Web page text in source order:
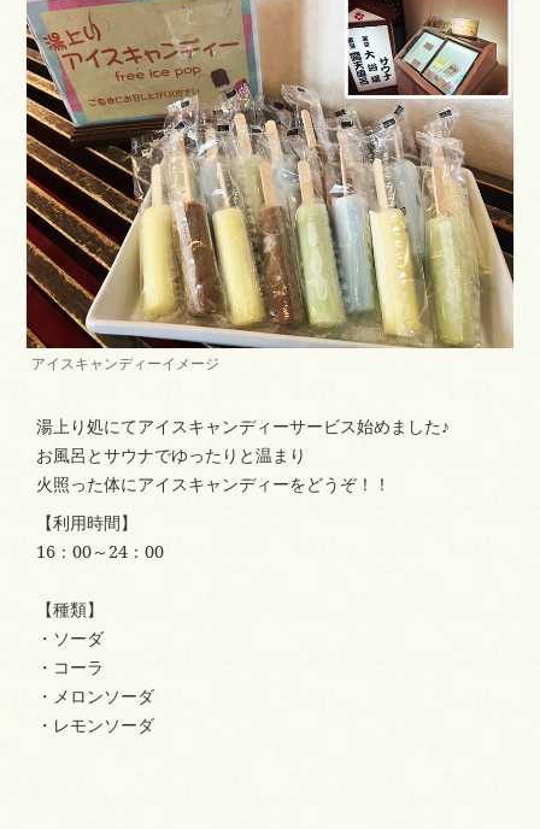
アイスキャンディーイメージ
湯上り処にてアイスキャンディーサービス始めました♪
お風呂とサウナでゆったりと温まり
火照った体にアイスキャンディーをどうぞ！！
【利用時間】
16：00～24：00
【種類】
・ソーダ
・コーラ
・メロンソーダ
・レモンソーダ